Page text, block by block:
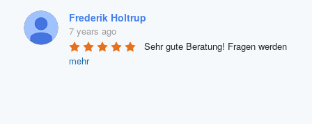
Frederik Holtrup
7 years ago
Sehr gute Beratung! Fragen werden sehr
mehr